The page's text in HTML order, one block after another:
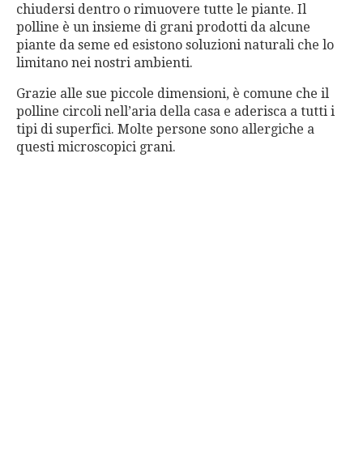
chiudersi dentro o rimuovere tutte le piante. Il
polline è un insieme di grani prodotti da alcune
piante da seme ed esistono soluzioni naturali che lo
limitano nei nostri ambienti.
Grazie alle sue piccole dimensioni, è comune che il
polline circoli nell’aria della casa e aderisca a tutti i
tipi di superfici. Molte persone sono allergiche a
questi microscopici grani.